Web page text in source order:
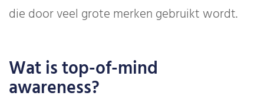
die door veel grote merken gebruikt wordt.
Wat is top-of-mind
awareness?